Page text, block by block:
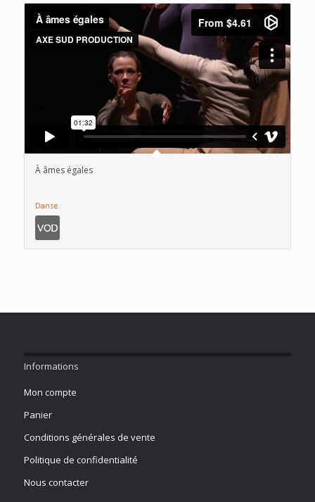
À âmes égales
Danse
Informations
Mon compte
Panier
Conditions générales de vente
Politique de confidentialité
Nous contacter